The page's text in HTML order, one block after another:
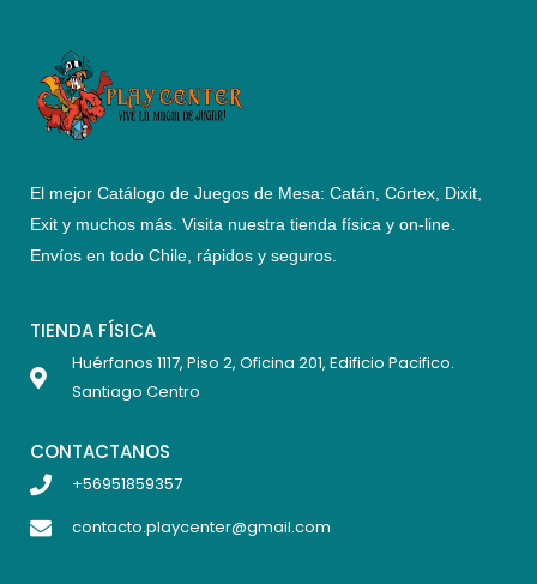
El mejor Catálogo de Juegos de Mesa: Catán, Córtex, Dixit,
Exit y muchos más. Visita nuestra tienda física y on-line.
Envíos en todo Chile, rápidos y seguros
TIENDA FÍSICA
Huérfanos 1117, Piso 2, Oficina 201, Edificio Pacifico.
Santiago Centro
CONTACTANOS
+56951859357
contacto.playcenter@gmail.com